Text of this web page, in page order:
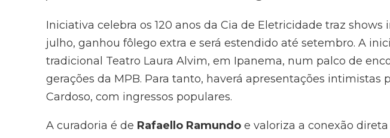
Iniciativa celebra os 120 anos da Cia de Eletricidade traz
julho, ganhou fôlego extra e será estendido até setembro. A
tradicional Teatro Laura Alvim, em Ipanema, num palco de
gerações da MPB. Para tanto, haverá apresentações intimistas
Cardoso, com ingressos populares.
A curadoria é de Rafaello Ramundo e valoriza a conexão